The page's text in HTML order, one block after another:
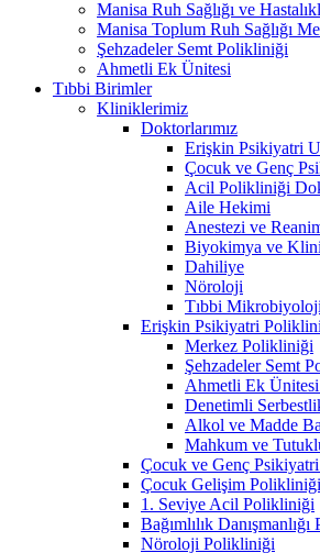
Manisa Ruh Sağlığı ve
Manisa Toplum Ruh Sağlığı
Şehzadeler Semt Polikliniği
Ahmetli Ek Ünitesi
Tıbbi Birimler
Kliniklerimiz
Doktorlarımız
Erişkin Psikiyatri
Çocuk ve Genç
Acil Polikliniği
Aile Hekimi
Anestezi ve
Biyokimya ve
Dahiliye
Nöroloji
Tıbbi Mikrobiyoloji
Erişkin Psikiyatri
Merkez Polikliniği
Şehzadeler Semt
Ahmetli Ek
Denetimli
Alkol ve Madde
Mahkum ve
Çocuk ve Genç
Çocuk Gelişim Polikliniği
1. Seviye Acil Polikliniği
Bağımlılık
Nöroloji Polikliniği